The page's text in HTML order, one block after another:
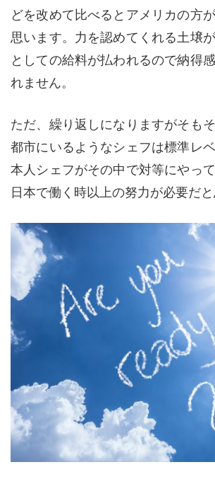
どを改めて比べるとアメリカの方
思います。力を認めてくれる土壌
としての給料が払われるので納得
れません。
ただ、繰り返しになりますがそも
都市にいるようなシェフは標準レ
本人シェフがその中で対等にやって
日本で働く時以上の努力が必要だと